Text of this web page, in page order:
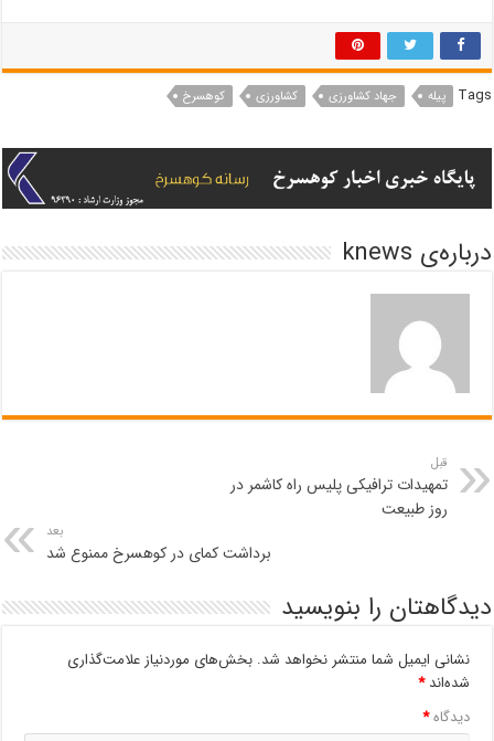
Tags پیله جهاد کشاورزی کشاورزی کوهسرخ
درباره‌ی knews
قبل
تمهیدات ترافیکی پلیس راه کاشمر در
روز طبیعت
بعد
برداشت کمای در کوهسرخ ممنوع شد
دیدگاهتان را بنویسید
نشانی ایمیل شما منتشر نخواهد شد. بخش‌های موردنیاز علامت‌گذاری
شده‌اند*
دیدگاه*